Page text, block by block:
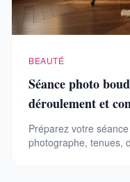
BEAUTÉ
Séance photo
déroulement et
Préparez votre
photographe, tenues,